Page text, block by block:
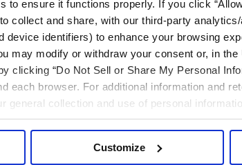
to ensure it functions properly. If you click
collect and share, with our third-party
device identifiers) to enhance your browsing
may modify or withdraw your consent or, in
clicking “Do Not Sell or Share My Personal
each browser. For additional information and
general collection and use of personal
Customize